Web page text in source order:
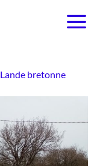
Lande bretonne